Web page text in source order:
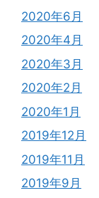
2020年6月
2020年4月
2020年3月
2020年2月
2020年1月
2019年12月
2019年11月
2019年9月